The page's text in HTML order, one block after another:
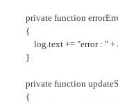
private function
{
log.text += "error : " +
}
private function
{